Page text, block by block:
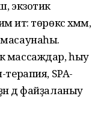
экзотик
төрөксә хәмәм,
массаждар, һыу
SPA-
дә файҙаланыу